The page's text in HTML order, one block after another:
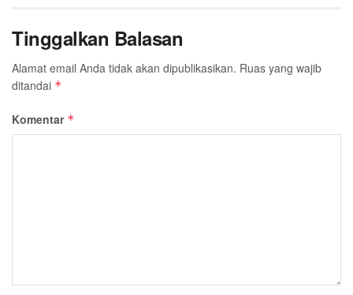
Tinggalkan Balasan
Alamat email Anda tidak akan dipublikasikan. Ruas yang wajib
ditandai *
Komentar *